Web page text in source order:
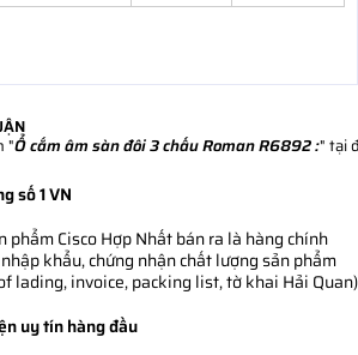
"Ổ cắm âm sàn đôi 3 chấu Roman R6892 :" tại
số 1 VN
phẩm Cisco Hợp Nhất bán ra là hàng chính
khẩu, chứng nhận chất lượng sản phẩm
lading, invoice, packing list, tờ khai Hải Quan)
uy tín hàng đầu